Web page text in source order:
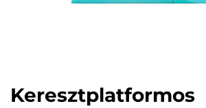
Keresztplatformos